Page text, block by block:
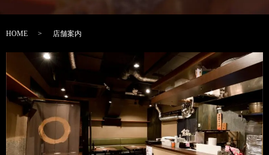
HOME 店舗案内